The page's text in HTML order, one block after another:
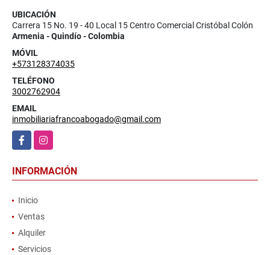
UBICACIÓN
Carrera 15 No. 19 - 40 Local 15 Centro Comercial Cristóbal Colón
Armenia - Quindío - Colombia
MÓVIL
+573128374035
TELÉFONO
3002762904
EMAIL
inmobiliariafrancoabogado@gmail.com
FacebookInstagram
INFORMACIÓN
Inicio
Ventas
Alquiler
Servicios